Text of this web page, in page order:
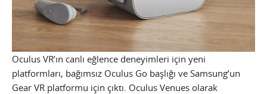
Oculus VR’ın canlı eğlence deneyimleri için yeni
platformları, bağımsız Oculus Go başlığı ve Samsung’un
Gear VR platformu için çıktı. Oculus Venues olarak